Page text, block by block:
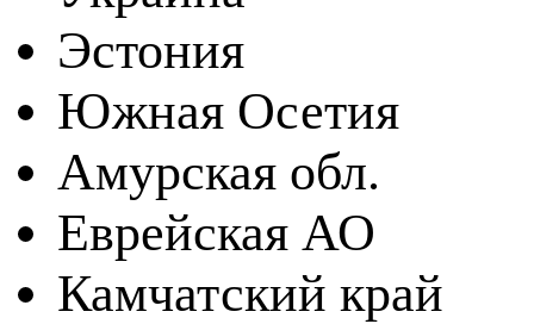
Эстония
Южная Осетия
Амурская обл.
Еврейская АО
Камчатский край